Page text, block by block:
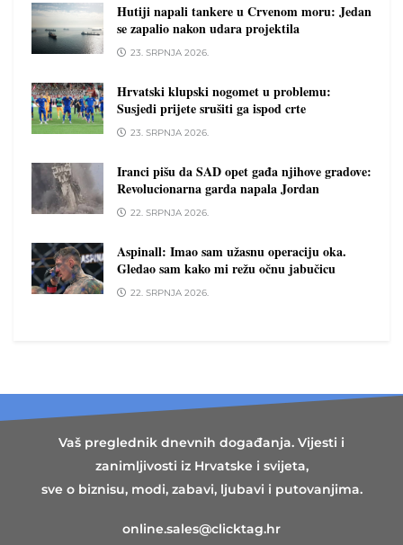
Hutiji napali tankere u Crvenom moru: Jedan
se zapalio nakon udara projektila
23. SRPNJA 2026.
Hrvatski klupski nogomet u problemu:
Susjedi prijete srušiti ga ispod crte
23. SRPNJA 2026.
Iranci pišu da SAD opet gađa njihove gradove:
Revolucionarna garda napala Jordan
22. SRPNJA 2026.
Aspinall: Imao sam užasnu operaciju oka.
Gledao sam kako mi režu očnu jabučicu
22. SRPNJA 2026.
Vaš preglednik dnevnih događanja. Vijesti i
zanimljivosti iz Hrvatske i svijeta,
sve o biznisu, modi, zabavi, ljubavi i putovanjima.
online.sales@clicktag.hr